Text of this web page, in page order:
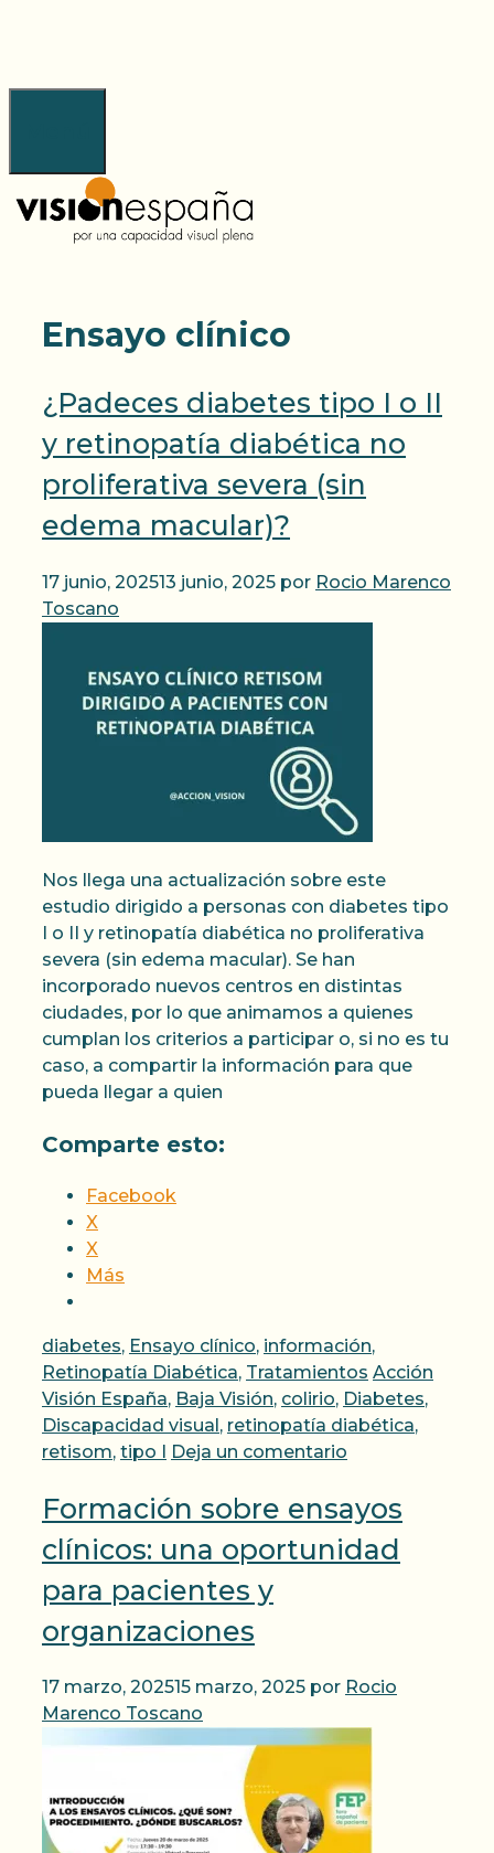
Ensayo clínico
¿Padeces diabetes tipo I o II
y retinopatía diabética no
proliferativa severa (sin
edema macular)?
17 junio, 202513 junio, 2025 por Rocio Marenco
Toscano
Nos llega una actualización sobre este
estudio dirigido a personas con diabetes tipo
I o II y retinopatía diabética no proliferativa
severa (sin edema macular). Se han
incorporado nuevos centros en distintas
ciudades, por lo que animamos a quienes
cumplan los criterios a participar o, si no es tu
caso, a compartir la información para que
pueda llegar a quien
Comparte esto:
Facebook
X
X
Más
Categorías
diabetes, Ensayo clínico, información,
Retinopatía Diabética, Tratamientos Etiquetas
Acción
Visión España, Baja Visión, colirio, Diabetes,
Discapacidad visual, retinopatía diabética,
retisom, tipo I Deja un comentario
Formación sobre ensayos
clínicos: una oportunidad
para pacientes y
organizaciones
17 marzo, 202515 marzo, 2025 por Rocio
Marenco Toscano